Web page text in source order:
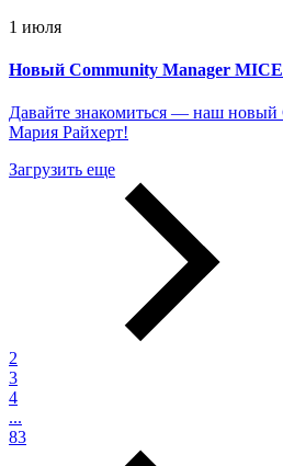
1 июля
Новый Community Manager
Давайте знакомиться — наш новый
Мария Райхерт!
Загрузить еще
2
3
4
...
83